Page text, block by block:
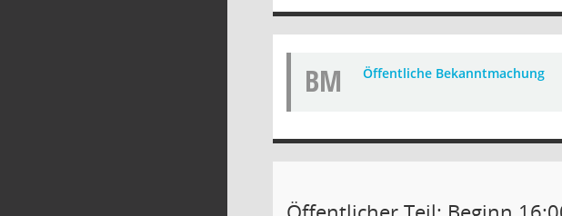
BM Öffentliche Bekanntmachung